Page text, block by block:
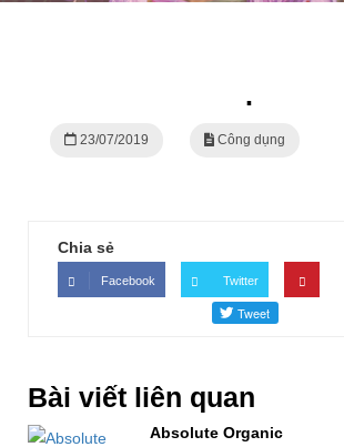
.
23/07/2019 Công dụng
Chia sẻ
Facebook Twitter
Bài viết liên quan
Absolute Organic